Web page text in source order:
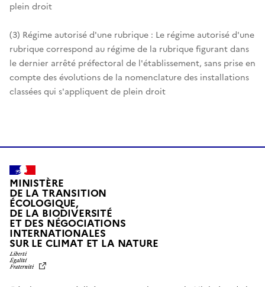
plein droit
(3) Régime autorisé d'une rubrique : Le régime autorisé d'une
rubrique correspond au régime de la rubrique figurant dans
le dernier arrêté préfectoral de l'établissement, sans prise en
compte des évolutions de la nomenclature des installations
classées qui s'appliquent de plein droit
MINISTÈRE
DE LA TRANSITION
ÉCOLOGIQUE,
DE LA BIODIVERSITÉ
ET DES NÉGOCIATIONS
INTERNATIONALES
SUR LE CLIMAT ET LA NATUREL